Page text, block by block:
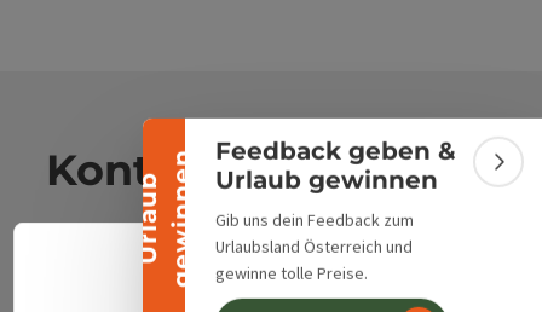
U
r
l
a
u
b
g
e
w
i
n
n
en
Banner einklappen
Feedback geben &
Urlaub gewinnen
Gib uns dein Feedback zum
Urlaubsland Österreich und
gewinne tolle Preise.
Kontakt
Alpenland Tourismus GmbH